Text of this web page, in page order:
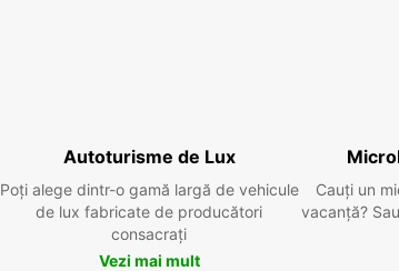
Autoturisme de Lux
Poți alege dintr-o gamă largă de vehicule
de lux fabricate de producători
consacrați
Vezi mai mult
Cauți un
vacanță?